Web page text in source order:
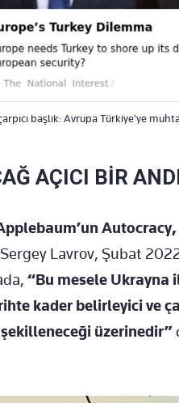
başlık: Avrupa Türkiye'ye
AÇICI BİR
Sergey Lavrov, Şubat
“Bu mesele
kader belirleyici ve
üzerinedir”